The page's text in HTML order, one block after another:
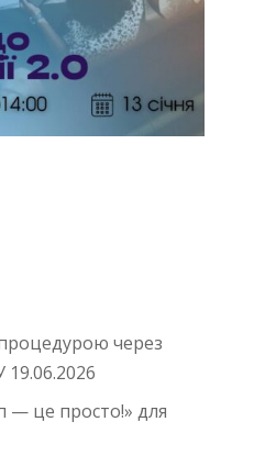
через
19.06.2026
— це просто!» для